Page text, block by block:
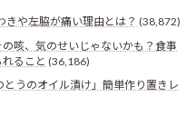
きや左脇が痛い理由とは？ (38,872)
の咳、気のせいじゃないかも？食事
ること (36,186)
うのオイル漬け」簡単作り置きレ